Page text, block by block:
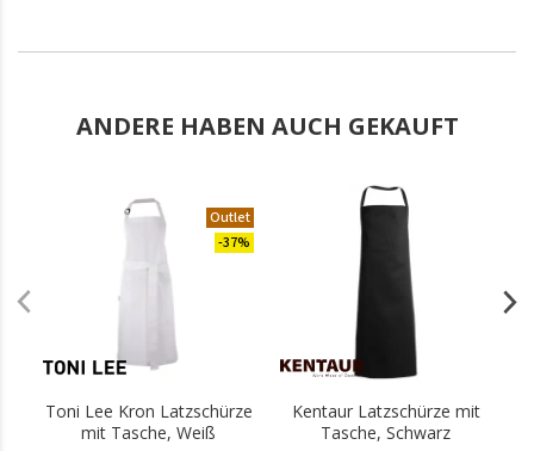
ANDERE HABEN AUCH GEKAUFT
Outlet
-37%
Toni Lee Kron Latzschürze
mit Tasche, Weiß
Kentaur Latzschürze mit
Tasche, Schwarz